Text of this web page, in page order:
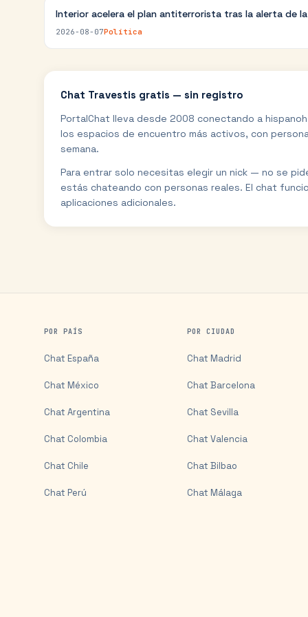
Interior acelera el plan antiterrorista tras la alerta de la
2026-08-07Política
Chat Travestis gratis — sin registro
PortalChat lleva desde 2008 conectando a
los espacios de encuentro más activos, con
semana.
Para entrar solo necesitas elegir un nick — no se
estás chateando con personas reales. El chat
aplicaciones adicionales.
POR PAÍS
Chat España
Chat México
Chat Argentina
Chat Colombia
Chat Chile
Chat Perú
POR CIUDAD
Chat Madrid
Chat Barcelona
Chat Sevilla
Chat Valencia
Chat Bilbao
Chat Málaga